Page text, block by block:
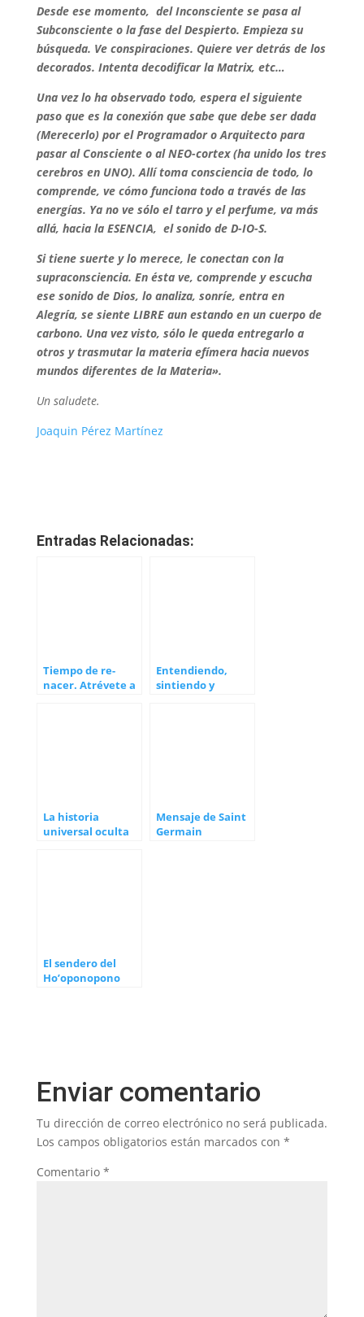
Desde ese momento, del Inconsciente se pasa al
Subconsciente o la fase del Despierto. Empieza su
búsqueda. Ve conspiraciones. Quiere ver detrás de los
decorados. Intenta decodificar la Matrix, etc…
Una vez lo ha observado todo, espera el siguiente
paso que es la conexión que sabe que debe ser dada
(Merecerlo) por el Programador o Arquitecto para
pasar al Consciente o al NEO-cortex (ha unido los tres
cerebros en UNO). Allí toma consciencia de todo, lo
comprende, ve cómo funciona todo a través de las
energías. Ya no ve sólo el tarro y el perfume, va más
allá, hacia la ESENCIA, el sonido de D-IO-S.
Si tiene suerte y lo merece, le conectan con la
supraconsciencia. En ésta ve, comprende y escucha
ese sonido de Dios, lo analiza, sonríe, entra en
Alegría, se siente LIBRE aun estando en un cuerpo de
carbono. Una vez visto, sólo le queda entregarlo a
otros y trasmutar la materia efímera hacia nuevos
mundos diferentes de la Materia».
Un saludete.
Joaquin Pérez Martínez
Entradas Relacionadas:
Tiempo de re-
nacer. Atrévete a
Entendiendo,
sintiendo y
La historia
universal oculta
Mensaje de Saint
Germain
El sendero del
Ho’oponopono
Enviar comentario
Tu dirección de correo electrónico no será publicada.
Los campos obligatorios están marcados con *
Comentario *